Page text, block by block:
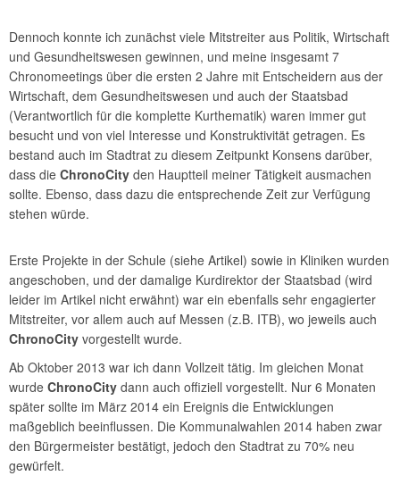
Dennoch konnte ich zunächst viele Mitstreiter aus Politik, Wirtschaft
und Gesundheitswesen gewinnen, und meine insgesamt 7
Chronomeetings über die ersten 2 Jahre mit Entscheidern aus der
Wirtschaft, dem Gesundheitswesen und auch der Staatsbad
(Verantwortlich für die komplette Kurthematik) waren immer gut
besucht und von viel Interesse und Konstruktivität getragen. Es
bestand auch im Stadtrat zu diesem Zeitpunkt Konsens darüber,
dass die ChronoCity den Hauptteil meiner Tätigkeit ausmachen
sollte. Ebenso, dass dazu die entsprechende Zeit zur Verfügung
stehen würde.
Erste Projekte in der Schule (siehe Artikel) sowie in Kliniken wurden
angeschoben, und der damalige Kurdirektor der Staatsbad (wird
leider im Artikel nicht erwähnt) war ein ebenfalls sehr engagierter
Mitstreiter, vor allem auch auf Messen (z.B. ITB), wo jeweils auch
ChronoCity vorgestellt wurde.
Ab Oktober 2013 war ich dann Vollzeit tätig. Im gleichen Monat
wurde ChronoCity dann auch offiziell vorgestellt. Nur 6 Monaten
später sollte im März 2014 ein Ereignis die Entwicklungen
maßgeblich beeinflussen. Die Kommunalwahlen 2014 haben zwar
den Bürgermeister bestätigt, jedoch den Stadtrat zu 70% neu
gewürfelt.